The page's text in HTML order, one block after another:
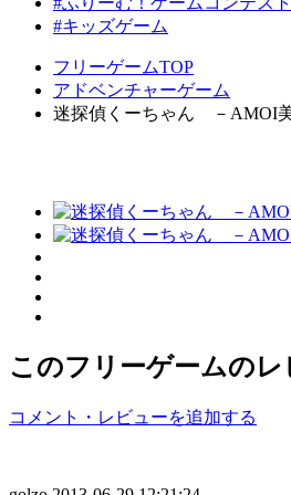
#キッズゲーム
フリーゲームTOP
アドベンチャーゲーム
迷探偵くーちゃん －AMOI
このフリーゲームのレ
コメント・レビューを追加する